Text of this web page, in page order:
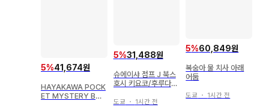
5%41,674원
HAYAKAWA POCK
ET MYSTERY BO
5%31,488원
슈에이샤 점프 J 북스
호시 키요코/후루다테
세츠반!! 13
도쿄 ・ 1시간 전
5%60,849원
복숭아 물 치사 아래
어둠
도쿄 ・ 1시간 전